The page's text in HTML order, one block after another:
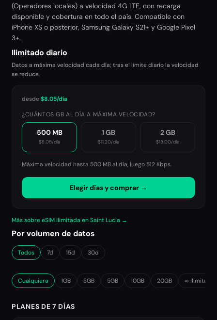
(Operadores locales) a velocidad 4G LTE, con recarga
disponible y cobertura en todo el país. Compatible con
iPhone XS o posterior, Samsung Galaxy S21+ y Google Pixel
3+.
Ilimitado diario
Datos a máxima velocidad cada día; tras el límite diario la velocidad
se reduce.
desde$8.05/día
¿CUÁNTOS GB AL DÍA A MÁXIMA VELOCIDAD?
500 MB
$8.05/día
1 GB
$11.20/día
2 GB
$18.00/día
Máxima velocidad hasta 500 MB al día, luego 512 Kbps.
Elegir días y comprar →
Más sobre eSIM ilimitada en Saint Lucia →
Por volumen de datos
Todos 7d 15d 30d
Cualquiera 1GB 3GB 5GB 10GB 20GB ∞ Ilimitado
PLANES DE 7 DÍAS